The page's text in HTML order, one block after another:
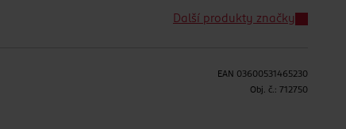
Další produkty značky
EAN 03600531465230
Obj. č.: 712750